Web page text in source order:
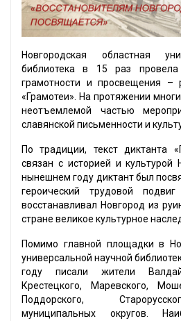
Новгородская областная
библиотека в 15 раз
грамотности и просвещения –
«Грамотеи». На протяжении
неотъемлемой частью
славянской письменности и
По традиции, текст диктанта
связан с историей и культурой
нынешнем году диктант был
героический трудовой
восстанавливал Новгород из
стране великое культурное
Помимо главной площадки в
универсальной научной
году писали жители
Крестецкого, Маревского,
Поддорского,
муниципальных округов.